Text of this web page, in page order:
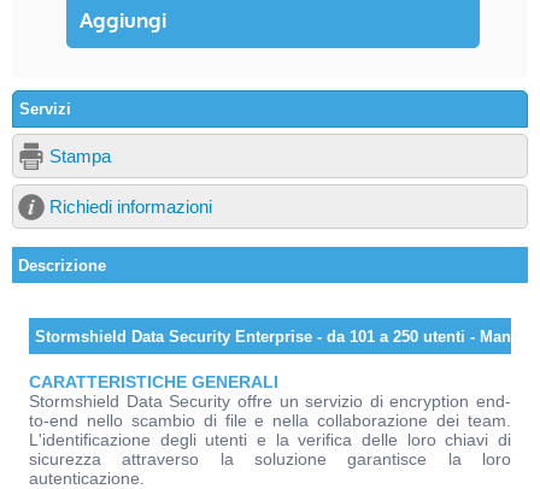
Servizi
Stampa
Richiedi informazioni
Descrizione
Stormshield Data Security Enterprise - da 101 a 250 utenti -
CARATTERISTICHE GENERALI
Stormshield Data Security offre un servizio di encryption end-
to-end nello scambio di file e nella collaborazione dei team.
L'identificazione degli utenti e la verifica delle loro chiavi di
sicurezza attraverso la soluzione garantisce la loro
autenticazione.